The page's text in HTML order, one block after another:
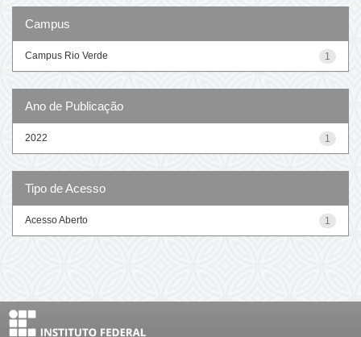
Campus
1
Campus Rio Verde
Ano de Publicação
1
2022
Tipo de Acesso
1
Acesso Aberto